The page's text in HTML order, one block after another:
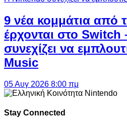
9 νέα κομμάτια από
έρχονται στο
συνεχίζει να
Music
05 Αυγ 2026 8:00 πμ
Stay Connected